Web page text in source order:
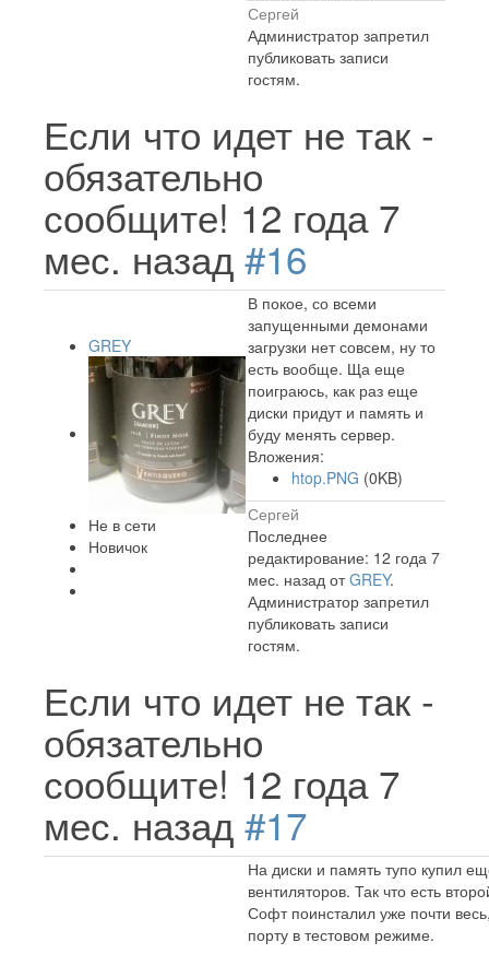
Сергей
Администратор запретил
публиковать записи
гостям.
Если что идет не так -
обязательно
сообщите! 12 года 7
мес. назад #16
GREY
Не в сети
Новичок
В покое, со всеми
запущенными демонами
загрузки нет совсем, ну то
есть вообще. Ща еще
поиграюсь, как раз еще
диски придут и память и
буду менять сервер.
Вложения:
htop.PNG (0KB)
Сергей
Последнее
редактирование: 12 года 7
мес. назад отGREY.
Администратор запретил
публиковать записи
гостям.
Если что идет не так -
обязательно
сообщите! 12 года 7
мес. назад #17
На диски и память тупо купил
вентиляторов. Так что есть
Софт поинсталил уже почти
порту в тестовом режиме.